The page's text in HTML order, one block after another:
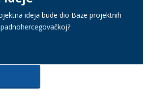
ideja bude dio Baze projektnih